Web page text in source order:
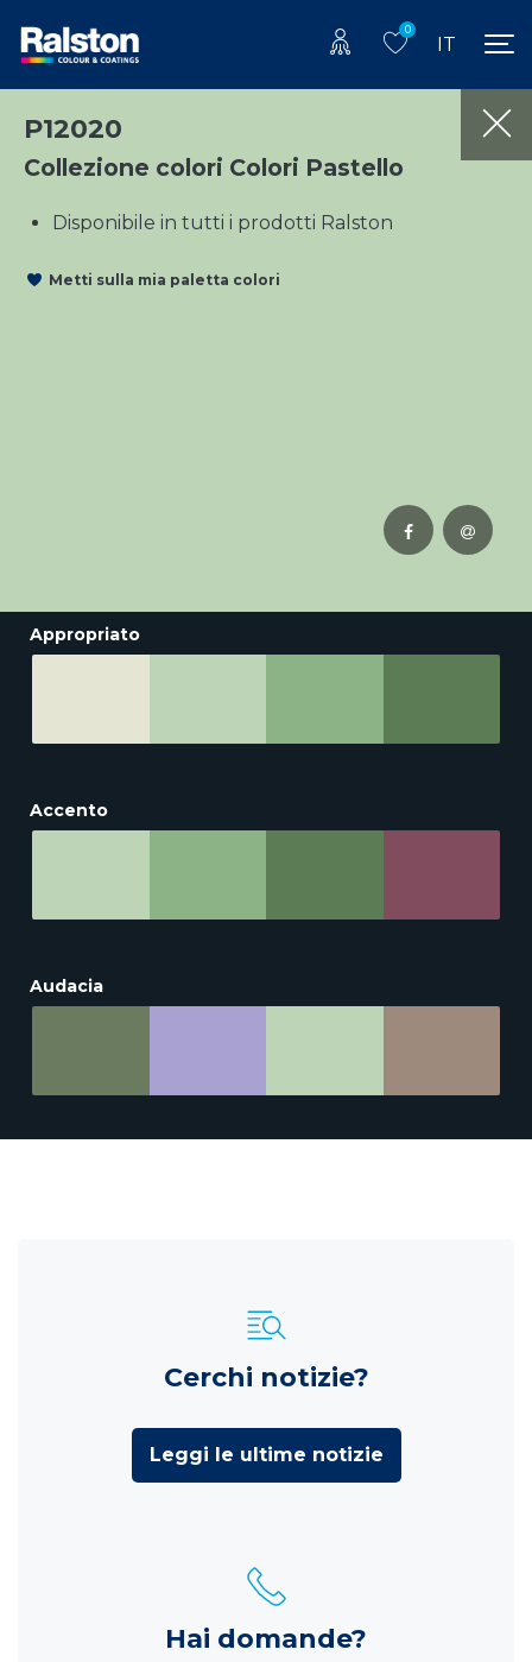
0
IT
P12020
Collezione colori Colori Pastello
Disponibile in tutti i prodotti Ralston
Metti sulla mia paletta colori
Appropriato
Accento
Audacia
Cerchi notizie?
Leggi le ultime notizie
Hai domande?